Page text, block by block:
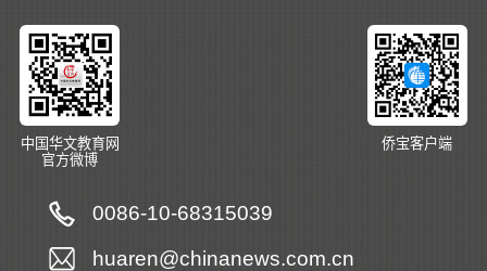
中国华文教育网
官方微博
侨宝客户端
0086-10-68315039
huaren@chinanews.com.cn